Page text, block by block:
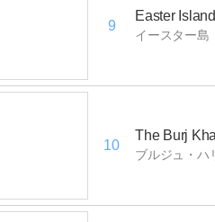
9
Easter Island
イースター島
10
The Burj
ブルジュ・ハ